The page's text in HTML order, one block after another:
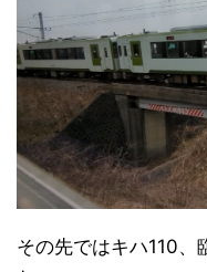
その先ではキハ110、